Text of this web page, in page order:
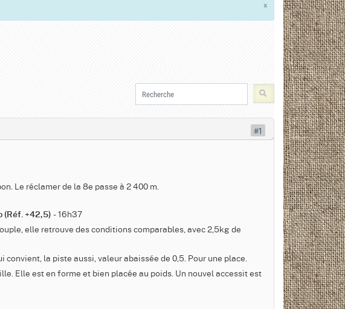
×
Le réclamer de la 8e passe à 2 400 m.
(Réf. +42,5) - 16h37
elle retrouve des conditions comparables, avec 2,5kg de
la piste aussi, valeur abaissée de 0,5. Pour une place.
Elle est en forme et bien placée au poids. Un nouvel accessit est
#1